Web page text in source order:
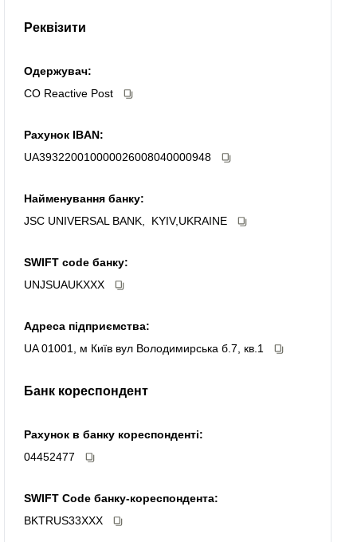
Реквізити
Одержувач:
CO Reactive Post
Рахунок IBAN:
UA393220010000026008040000948
Найменування банку:
JSC UNIVERSAL BANK, KYIV,UKRAINE
SWIFT code банку:
UNJSUAUKXXX
Адреса підприємства:
UA 01001, м Київ вул Володимирська б.7, кв.1
Банк кореспондент
Рахунок в банку кореспонденті:
04452477
SWIFT Code банку-кореспондента:
BKTRUS33XXX